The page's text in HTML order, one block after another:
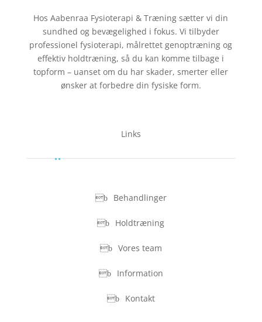
Hos Aabenraa Fysioterapi & Træning sætter vi din
sundhed og bevægelighed i fokus. Vi tilbyder
professionel fysioterapi, målrettet genoptræning og
effektiv holdtræning, så du kan komme tilbage i
topform – uanset om du har skader, smerter eller
ønsker at forbedre din fysiske form.
Links
Behandlinger
Holdtræning
Vores team
Information
Kontakt